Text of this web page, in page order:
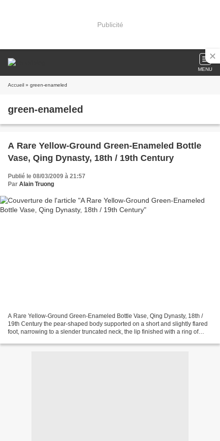
Publicité
MENU
Accueil » green-enameled
green-enameled
A Rare Yellow-Ground Green-Enameled Bottle
Vase, Qing Dynasty, 18th / 19th Century
Publié le 08/03/2009 à 21:57
Par Alain Truong
A Rare Yellow-Ground Green-Enameled Bottle Vase, Qing Dynasty, 18th /
19th Century the pear-shaped body supported on a short and slightly flared
foot, narrowing to a slender truncated neck, the lip finished with a ring of